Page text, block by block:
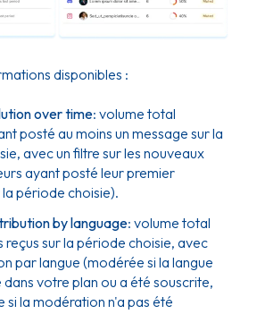
disponibles :
over time: volume total
posté au moins un message sur la
avec un filtre sur les nouveaux
ayant posté leur premier
période choisie).
by language: volume total
reçus sur la période choisie, avec
par langue (modérée si la langue
votre plan ou a été souscrite,
si la modération n'a pas été